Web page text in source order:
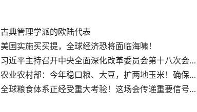
古典管理学派的欧陆代表
美国实施买买提，全球经济恐将面临海啸！
习近平主持召开中央全面深化改革委员会第十八次会议强调 完整准确全面贯彻新发展理念 发挥改革在构建新发展格局中关键作用
农业农村部：今年稳口粮、大豆，扩两地玉米！确保粮食产量≥1.3万亿斤
全球粮食体系正经受重大考验！这场会传递重要信号……